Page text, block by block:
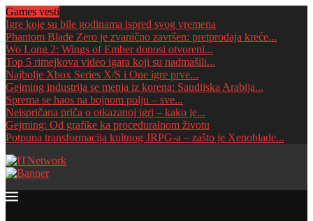
Games vesti
Igre koje su bile godinama ispred svog vremena
Phantom Blade Zero je zvanično završen: pretprodaja kreće...
Wo Long 2: Wings of Ember donosi otvoreni...
Top 5 rimejkova video igara koji su nadmašili...
Najbolje Xbox Series X/S i One igre prve...
Gejming industrija se menja iz korena: Saudijska Arabija...
Sprema se haos na bojnom polju – sve...
Neispričana priča o otkazanoj igri – kako je...
Gejming: Od grafike ka proceduralnom životu
Potpuna transformacija kultnog JRPG-a – zašto je Xenoblade...